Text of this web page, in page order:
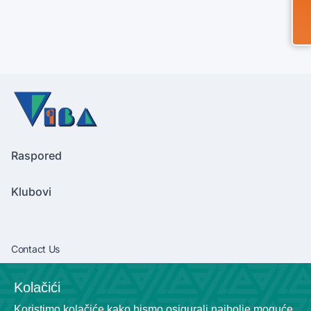
Raspored
Klubovi
Contact Us
+381638292540
Kolačići